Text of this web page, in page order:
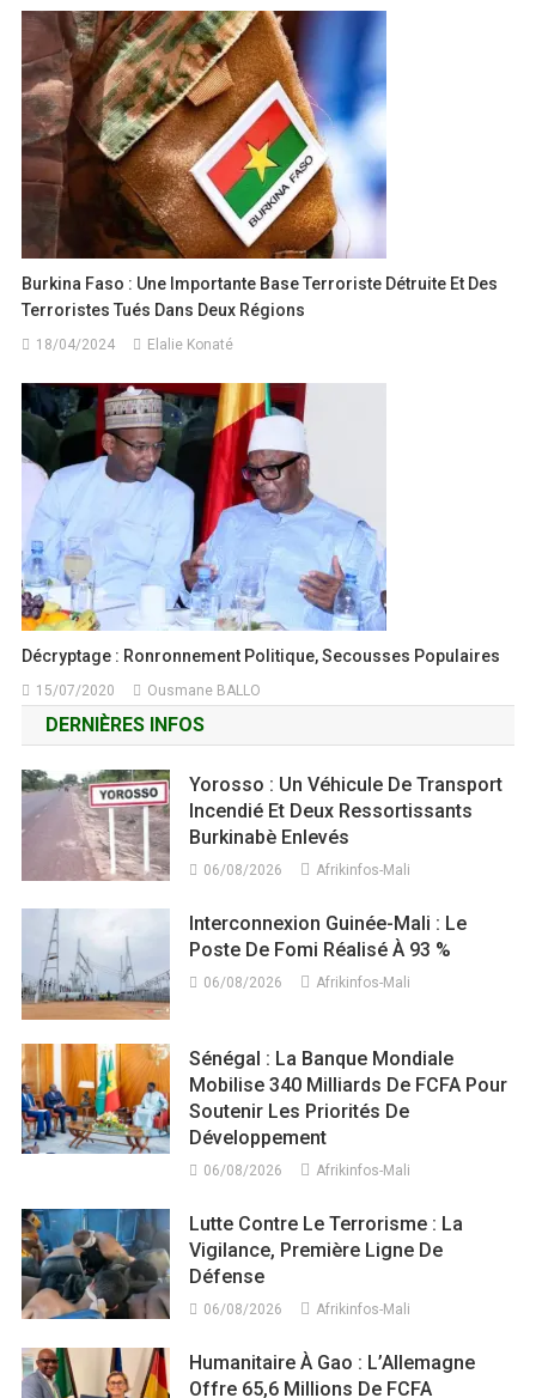
Burkina Faso : Une Importante Base Terroriste Détruite Et Des
Terroristes Tués Dans Deux Régions
18/04/2024 Elalie Konaté
Décryptage : Ronronnement Politique, Secousses Populaires
15/07/2020 Ousmane BALLO
DERNIÈRES INFOS
Yorosso : Un Véhicule De Transport
Incendié Et Deux Ressortissants
Burkinabè Enlevés
06/08/2026 Afrikinfos-Mali
Interconnexion Guinée-Mali : Le
Poste De Fomi Réalisé À 93 %
06/08/2026 Afrikinfos-Mali
Sénégal : La Banque Mondiale
Mobilise 340 Milliards De FCFA Pour
Soutenir Les Priorités De
Développement
06/08/2026 Afrikinfos-Mali
Lutte Contre Le Terrorisme : La
Vigilance, Première Ligne De
Défense
06/08/2026 Afrikinfos-Mali
Humanitaire À Gao : L’Allemagne
Offre 65,6 Millions De FCFA